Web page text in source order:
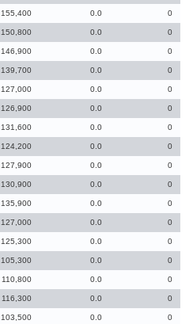
155,400 0.0 0
150,800 0.0 0
146,900 0.0 0
139,700 0.0 0
127,000 0.0 0
126,900 0.0 0
131,600 0.0 0
124,200 0.0 0
127,900 0.0 0
130,900 0.0 0
135,900 0.0 0
127,000 0.0 0
125,300 0.0 0
105,300 0.0 0
110,800 0.0 0
116,300 0.0 0
103,500 0.0 0